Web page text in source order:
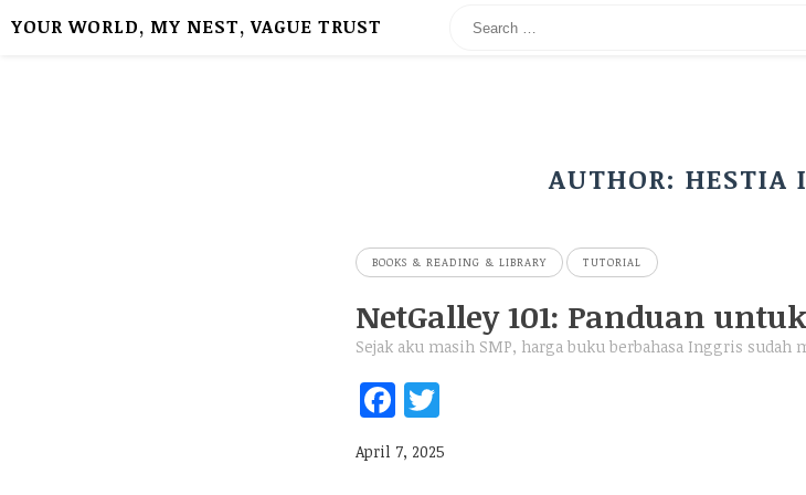
YOUR WORLD, MY NEST, VAGUE TRUST
AUTHOR: HESTIA
BOOKS & READING & LIBRARY TUTORIAL
NetGalley 101: Panduan
Sejak aku masih SMP, harga buku berbahasa Inggris sudah
Fa
ce
b
w
itt
April 7, 2025